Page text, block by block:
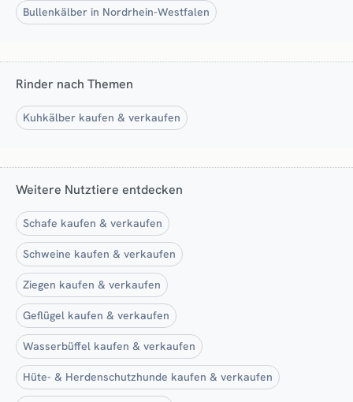
Bullenkälber in Nordrhein-Westfalen
Rinder nach Themen
Kuhkälber kaufen & verkaufen
Weitere Nutztiere entdecken
Schafe kaufen & verkaufen
Schweine kaufen & verkaufen
Ziegen kaufen & verkaufen
Geflügel kaufen & verkaufen
Wasserbüffel kaufen & verkaufen
Hüte- & Herdenschutzhunde kaufen & verkaufen